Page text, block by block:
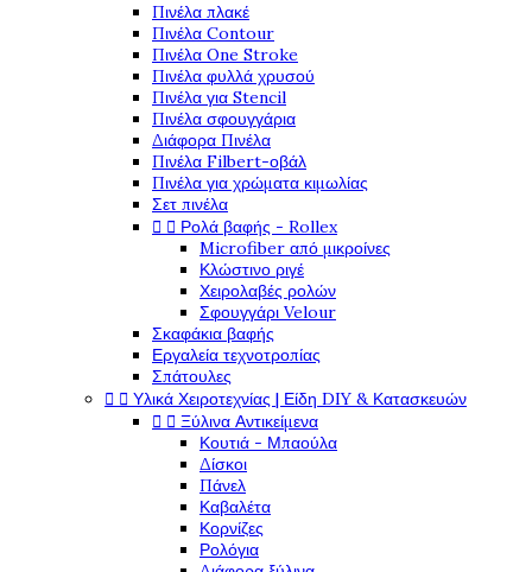
Πινέλα πλακέ
Πινέλα Contour
Πινέλα One Stroke
Πινέλα φυλλά χρυσού
Πινέλα για Stencil
Πινέλα σφουγγάρια
Διάφορα Πινέλα
Πινέλα Filbert-οβάλ
Πινέλα για χρώματα κιμωλίας
Σετ πινέλα
  Ρολά βαφής - Rollex
Microfiber από μικροίνες
Κλώστινο ριγέ
Χειρολαβές ρολών
Σφουγγάρι Velour
Σκαφάκια βαφής
Εργαλεία τεχνοτροπίας
Σπάτουλες
  Υλικά Χειροτεχνίας | Είδη DIY & Κατασκευών
  Ξύλινα Αντικείμενα
Κουτιά - Μπαούλα
Δίσκοι
Πάνελ
Καβαλέτα
Κορνίζες
Ρολόγια